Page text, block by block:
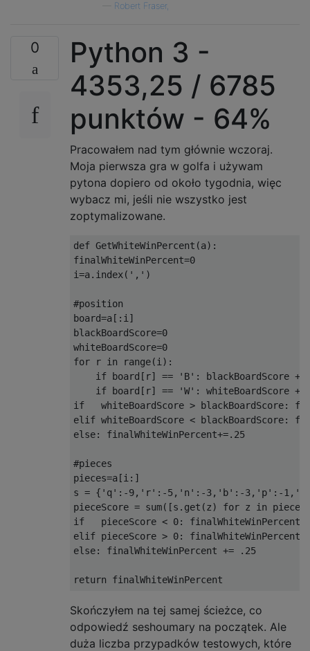
for white_counts, black_counts, board in
    black_board = board < 0
    counts = [white_counts, black_counts]
    for i, c in enumerate(counts):
        n = c.shape[0]
counts[i] = np.tile(c,
features =
conv_x = np.array(conv_x)
x = np.array([np.concatenate(xi) for xi
s = x.std(axis=0)
u = x.mean(axis=0)
nz = s != 0
x = x[:,nz]
u = u[nz]
s = s[nz]
x = (x - u) / s
i = 2 * len(y) // 10
x_test, x_train = x[:i], x[i:]
conv_x_test, conv_x_train = conv_x[:i],
y_test, y_train = y[:i], y[i:]
model = Sequential()
def conv(n, w=3, shape=None):
    if shape is None:
    else:
model.add(Conv2D(n, w,
    model.add(BatchNormalization())
    model.add(Activation('relu'))
conv(128, shape=conv_x[0].shape)
conv(128)
conv(128)
conv(128)
conv(128)
conv(128)
conv(128)
Robert Fraser,
0
Python 3 -
4353,25 / 6785
punktów - 64%
Pracowałem nad tym głównie wczoraj.
Moja pierwsza gra w golfa i używam
pytona dopiero od około tygodnia, więc
wybacz mi, jeśli nie wszystko jest
zoptymalizowane.
def GetWhiteWinPercent(a):
finalWhiteWinPercent=0
i=a.index(',')
#position
board=a[:i]
blackBoardScore=0
whiteBoardScore=0
for r in range(i):
if board[r] == 'B': blackBoardScore +=
if board[r] == 'W': whiteBoardScore +=
if   whiteBoardScore > blackBoardScore:
elif whiteBoardScore < blackBoardScore:
else: finalWhiteWinPercent+=.25
#pieces
pieces=a[i:]
s = {'q':-9,'r':-5,'n':-3,'b':-3,'p':-
pieceScore = sum([s.get(z) for z in
if   pieceScore < 0: finalWhiteWinPercent
elif pieceScore > 0: finalWhiteWinPercent
else: finalWhiteWinPercent += .25
Skończyłem na tej samej ścieżce, co
odpowiedź seshoumary na początek. Ale
duża liczba przypadków testowych, które